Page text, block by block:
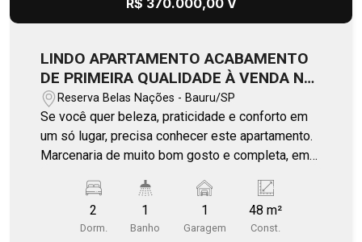
R$ 370.000,00 V
LINDO APARTAMENTO ACABAMENTO
DE PRIMEIRA QUALIDADE À VENDA NO
RESERVA NAÇÕES
Reserva Belas Nações - Bauru/SP
Se você quer beleza, praticidade e conforto em
um só lugar, precisa conhecer este apartamento.
Marcenaria de muito bom gosto e completa, em
Nações Unidas e Jorge Zaiden (foodtrucks e
caminhadas), Bauru Shopping, Confiança Flex e
demais comércios! Condomínio com lazer e
2
Dorm.
1
Banho
1
Garagem
48 m²
Const.